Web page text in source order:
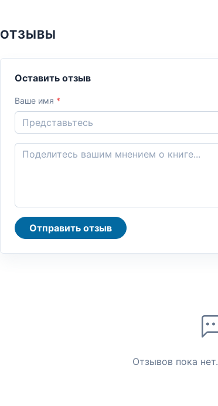
ОТЗЫВЫ
Оставить отзыв
Ваше имя *
Отправить отзыв
Отзывов пока